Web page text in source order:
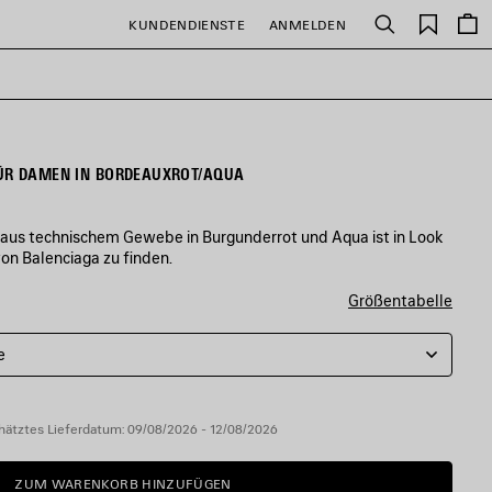
KUNDENDIENSTE ANMELDEN Suchen
Artikel
DAMEN IN BORDEAUXROT/AQUA
technischem Gewebe in Burgunderrot und Aqua ist in Look
Balenciaga zu finden.
Größentabelle
Lieferdatum: 09/08/2026 - 12/08/2026
ZUM WARENKORB HINZUFÜGEN